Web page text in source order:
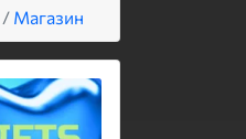
/ Магазин